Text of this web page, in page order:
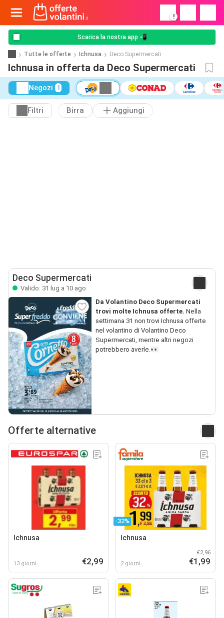
!
Scarica la nostra app 📲
Tutte le offerte Ichnusa Deco Supermercati
Ichnusa in offerta da Deco Supermercati
Negozi 1
Filtri Birra Aggiungi
Deco Supermercati
Valido: 31 lug a 10 ago
Da Volantino Deco Supermercati
trovi molte Ichnusa offerte. Nella
settimana 31 non trovi Ichnusa offerte
nel volantino di Volantino Deco
Supermercati, mentre altri negozi
potrebbero averle.👀
Offerte alternative
Ichnusa
13 giorni €2,99
-32%
Ichnusa
2 giorni
€2,96
€1,99